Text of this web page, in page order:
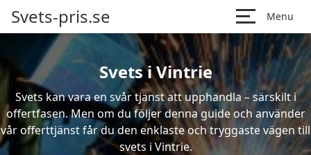
Svets-pris.se Menu
Svets i Vintrie
Svets kan vara en svår tjänst att upphandla – särskilt i
offertfasen. Men om du följer denna guide och använder
vår offerttjänst får du den enklaste och tryggaste vägen till
svets i Vintrie.